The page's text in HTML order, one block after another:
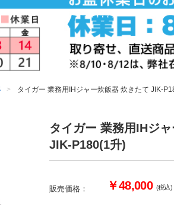
タイガー 業務用IHジャー炊飯器 炊きたて JIK-
タイガー 業務用IHジ
JIK-P180(1升)
販売価格： ￥48,000 (税込)